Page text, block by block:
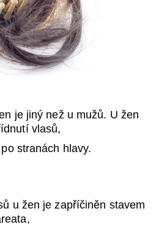
je jiný než u mužů. U žen
vlasů,
stranách hlavy.
u žen je zapříčiněn stavem